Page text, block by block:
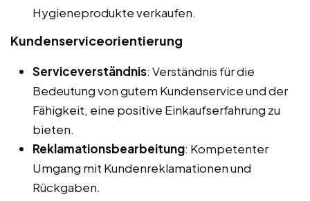
Hygieneprodukte verkaufen.
Kundenserviceorientierung
Serviceverständnis: Verständnis für die
Bedeutung von gutem Kundenservice und der
Fähigkeit, eine positive Einkaufserfahrung zu
bieten.
Reklamationsbearbeitung: Kompetenter
Umgang mit Kundenreklamationen und
Rückgaben.